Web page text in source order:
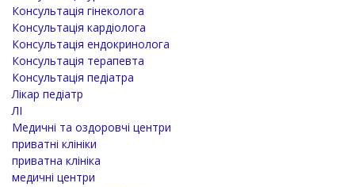
Консультація гінеколога
Консультація кардіолога
Консультація ендокринолога
Консультація терапевта
Консультація педіатра
Лікар педіатр
ЛІ
Медичні та оздоровчі центри
приватні клініки
приватна клініка
медичні центри